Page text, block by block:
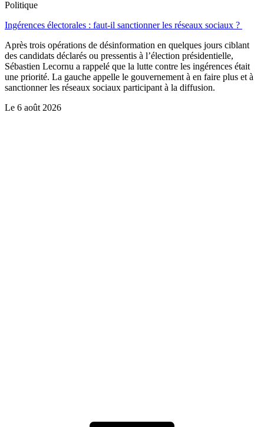
Politique
Ingérences électorales : faut-il sanctionner les réseaux sociaux ?
Après trois opérations de désinformation en quelques jours ciblant
des candidats déclarés ou pressentis à l’élection présidentielle,
Sébastien Lecornu a rappelé que la lutte contre les ingérences était
une priorité. La gauche appelle le gouvernement à en faire plus et à
sanctionner les réseaux sociaux participant à la diffusion.
Le 6 août 2026